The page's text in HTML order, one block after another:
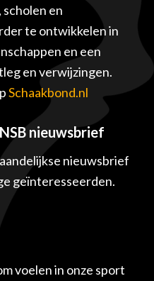
en
te ontwikkelen in
en een
en verwijzingen.
Schaakbond.nl
nieuwsbrief
nieuwsbrief
geïnteresseerden.
voelen in onze sport